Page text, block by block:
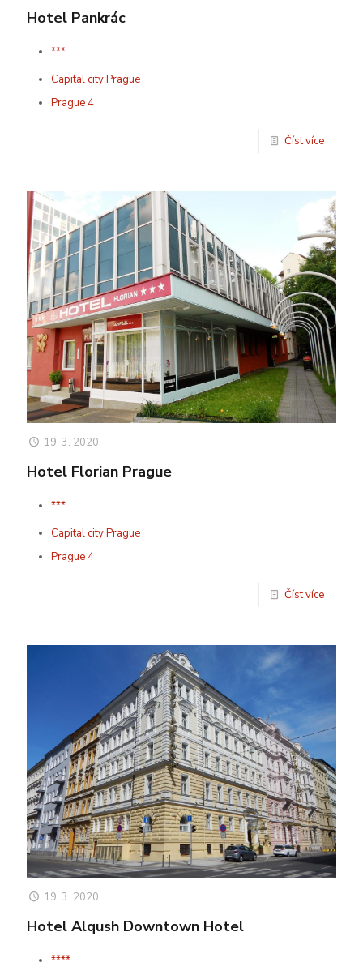
Hotel Pankrác
***
Capital city Prague
Prague 4
Číst více
19. 3. 2020
Hotel Florian Prague
***
Capital city Prague
Prague 4
Číst více
19. 3. 2020
Hotel Alqush Downtown Hotel
****